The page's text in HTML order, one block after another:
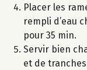
Placer les
rempli d’eau
pour 35 min.
Servir bien
et de